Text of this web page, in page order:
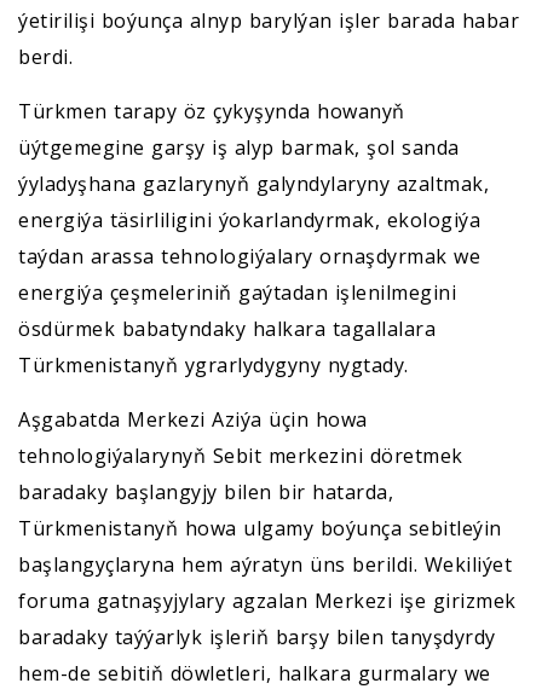
ýetirilişi boýunça alnyp barylýan işler barada habar
berdi.
Türkmen tarapy öz çykyşynda howanyň
üýtgemegine garşy iş alyp barmak, şol sanda
ýyladyşhana gazlarynyň galyndylaryny azaltmak,
energiýa täsirliligini ýokarlandyrmak, ekologiýa
taýdan arassa tehnologiýalary ornaşdyrmak we
energiýa çeşmeleriniň gaýtadan işlenilmegini
ösdürmek babatyndaky halkara tagallalara
Türkmenistanyň ygrarlydygyny nygtady.
Aşgabatda Merkezi Aziýa üçin howa
tehnologiýalarynyň Sebit merkezini döretmek
baradaky başlangyjy bilen bir hatarda,
Türkmenistanyň howa ulgamy boýunça sebitleýin
başlangyçlaryna hem aýratyn üns berildi. Wekiliýet
foruma gatnaşyjylary agzalan Merkezi işe girizmek
baradaky taýýarlyk işleriň barşy bilen tanyşdyrdy
hem-de sebitiň döwletleri, halkara gurmalary we